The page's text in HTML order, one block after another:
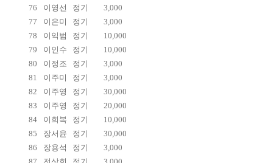
76
이영선 정기
3,000
77
이은미 정기
3,000
78
이익범 정기
10,000
79
이인수 정기
10,000
80
이정조 정기
3,000
81
이주미 정기
3,000
82
이주영 정기
30,000
83
이주영 정기
20,000
84
이희복 정기
10,000
85
장서윤 정기
30,000
86
장용석 정기
3,000